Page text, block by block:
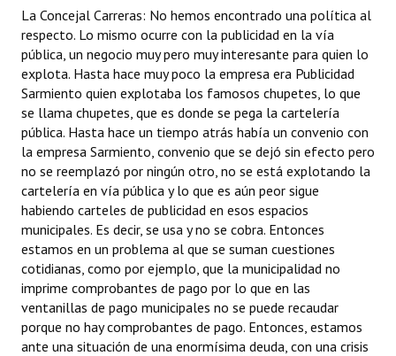
La Concejal Carreras: No hemos encontrado una política al
respecto. Lo mismo ocurre con la publicidad en la vía
pública, un negocio muy pero muy interesante para quien lo
explota. Hasta hace muy poco la empresa era Publicidad
Sarmiento quien explotaba los famosos chupetes, lo que
se llama chupetes, que es donde se pega la cartelería
pública. Hasta hace un tiempo atrás había un convenio con
la empresa Sarmiento, convenio que se dejó sin efecto pero
no se reemplazó por ningún otro, no se está explotando la
cartelería en vía pública y lo que es aún peor sigue
habiendo carteles de publicidad en esos espacios
municipales. Es decir, se usa y no se cobra. Entonces
estamos en un problema al que se suman cuestiones
cotidianas, como por ejemplo, que la municipalidad no
imprime comprobantes de pago por lo que en las
ventanillas de pago municipales no se puede recaudar
porque no hay comprobantes de pago. Entonces, estamos
ante una situación de una enormísima deuda, con una crisis